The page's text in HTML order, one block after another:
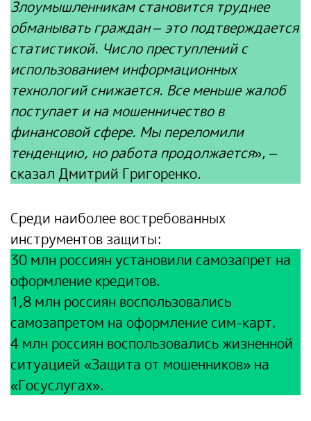
Злоумышленникам становится труднее
обманывать граждан – это подтверждается
статистикой. Число преступлений с
использованием информационных
технологий снижается. Все меньше жалоб
поступает и на мошенничество в
финансовой сфере. Мы переломили
тенденцию, но работа продолжается», –
сказал Дмитрий Григоренко.
Среди наиболее востребованных
инструментов защиты:
30 млн россиян установили самозапрет на
оформление кредитов.
1,8 млн россиян воспользовались
самозапретом на оформление сим-карт.
4 млн россиян воспользовались жизненной
ситуацией «Защита от мошенников» на
«Госуслугах».